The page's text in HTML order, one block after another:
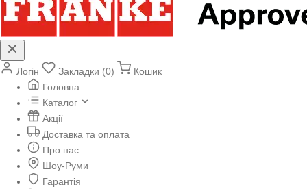
Логін Закладки (0)
Кошик
Головна
Каталог
Акції
Доставка та оплата
Про нас
Шоу-Руми
Гарантія